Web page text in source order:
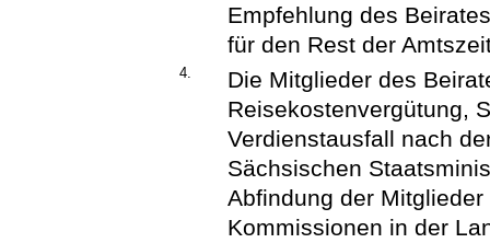
Empfehlung des
für den Rest der
4.
Die Mitglieder des
Reisekostenvergütung,
Verdienstausfall nach
Sächsischen
Abfindung der
Kommissionen in der